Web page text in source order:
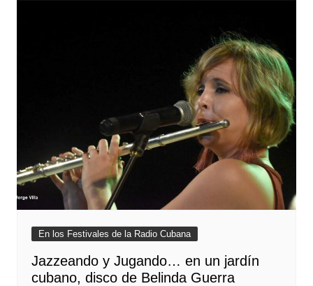
En los Festivales de la Radio Cubana
Jazzeando y Jugando… en un jardín
cubano, disco de Belinda Guerra